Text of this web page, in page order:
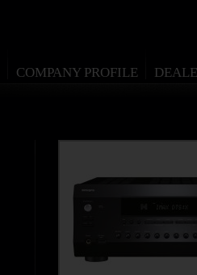
COMPANY PROFILE